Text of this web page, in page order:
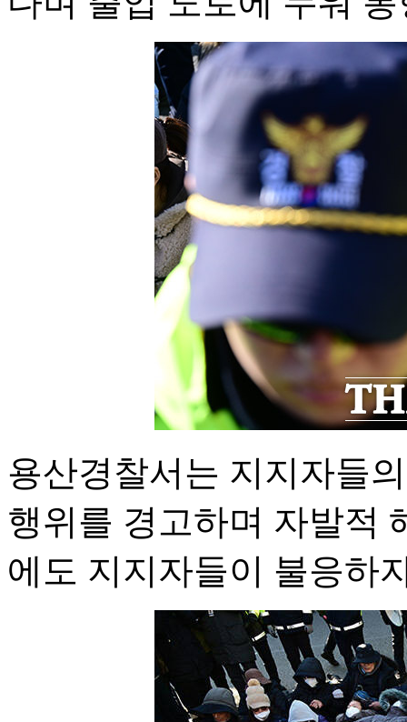
용산경찰서는 지지자들
행위를 경고하며 자발적
에도 지지자들이 불응하